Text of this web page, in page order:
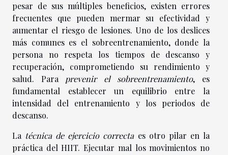
pesar de sus múltiples beneficios, existen errores
frecuentes que pueden mermar su efectividad y
aumentar el riesgo de lesiones. Uno de los deslices
más comunes es el sobreentrenamiento, donde la
persona no respeta los tiempos de descanso y
recuperación, comprometiendo su rendimiento y
salud. Para prevenir el sobreentrenamiento, es
fundamental establecer un equilibrio entre la
intensidad del entrenamiento y los periodos de
descanso.
La técnica de ejercicio correcta es otro pilar en la
práctica del HIIT. Ejecutar mal los movimientos no